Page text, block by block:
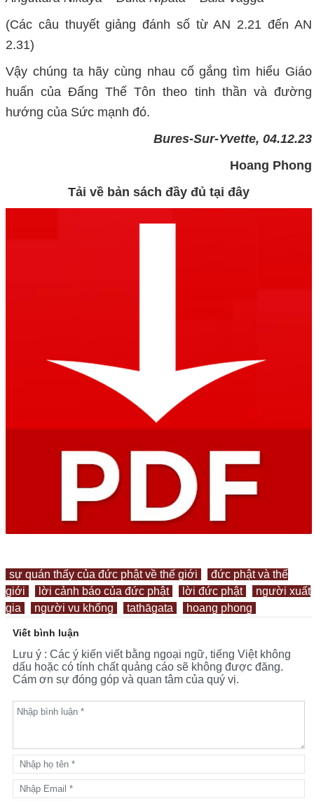
(Các câu thuyết giảng đánh số từ AN 2.21 đến AN
2.31)
Vậy chúng ta hãy cùng nhau cố gắng tìm hiểu Giáo
huấn của Đấng Thế Tôn theo tinh thần và đường
hướng của Sức mạnh đó.
Bures-Sur-Yvette, 04.12.23
Hoang Phong
Tải về bản sách đầy đủ tại đây
sự quán thấy của đức phật về thế giới
đức phật và thế
giới
lời cảnh báo của đức phật lời đức phật
người xuất
gia
người vu khống tathāgata hoang phong
Viết bình luận
Lưu ý : Các ý kiến viết bằng ngoại ngữ, tiếng Việt không
dấu hoặc có tính chất quảng cáo sẽ không được đăng.
Cám ơn sự đóng góp và quan tâm của quý vị.